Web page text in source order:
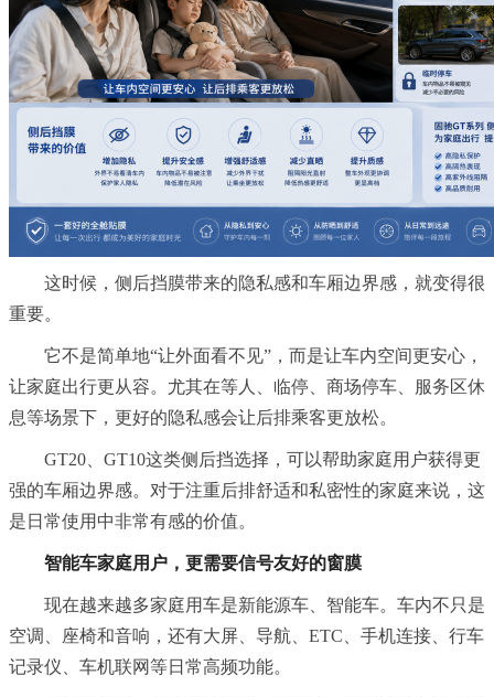
这时候，侧后挡膜带来的隐私感和车厢边界感，就变得很
重要。
它不是简单地“让外面看不见”，而是让车内空间更安心，
让家庭出行更从容。尤其在等人、临停、商场停车、服务区休
息等场景下，更好的隐私感会让后排乘客更放松。
GT20、GT10这类侧后挡选择，可以帮助家庭用户获得更
强的车厢边界感。对于注重后排舒适和私密性的家庭来说，这
是日常使用中非常有感的价值。
智能车家庭用户，更需要信号友好的窗膜
现在越来越多家庭用车是新能源车、智能车。车内不只是
空调、座椅和音响，还有大屏、导航、ETC、手机连接、行车
记录仪、车机联网等日常高频功能。